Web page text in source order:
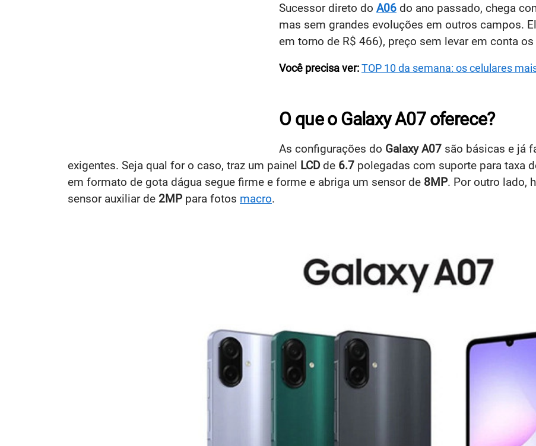
Sucessor direto do A06 do ano passado, chega
mas sem grandes evoluções em outros campos.
em torno de R$ 466), preço sem levar em conta
Você precisa ver:TOP 10 da semana: os celulares
O que o Galaxy A07 oferece?
As configurações do Galaxy A07 são básicas e já
exigentes. Seja qual for o caso, traz um painel LCD de 6.7 polegadas com suporte para taxa
em formato de gota dágua segue firme e forme e abriga um sensor de 8MP. Por outro lado,
sensor auxiliar de 2MP para fotos macro.